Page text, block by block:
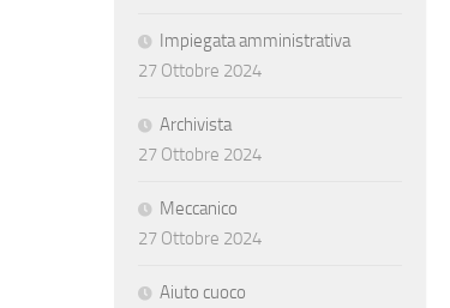
Impiegata amministrativa
27 Ottobre 2024
Archivista
27 Ottobre 2024
Meccanico
27 Ottobre 2024
Aiuto cuoco